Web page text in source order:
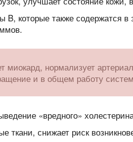
B, которые также содержатся
миокард, нормализует
и в общем работу
«вредного»
ткани, снижает риск